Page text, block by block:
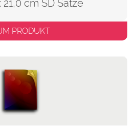
21,0 cm SD Sätze
PRODUKT